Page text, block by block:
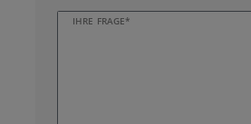
IHRE FRAGE*